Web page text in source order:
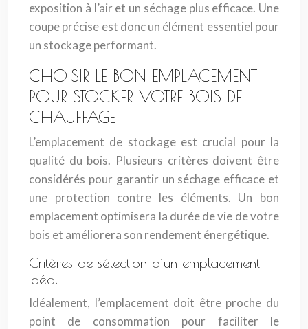
exposition à l’air et un séchage plus efficace. Une
coupe précise est donc un élément essentiel pour
un stockage performant.
CHOISIR LE BON EMPLACEMENT
POUR STOCKER VOTRE BOIS DE
CHAUFFAGE
L’emplacement de stockage est crucial pour la
qualité du bois. Plusieurs critères doivent être
considérés pour garantir un séchage efficace et
une protection contre les éléments. Un bon
emplacement optimisera la durée de vie de votre
bois et améliorera son rendement énergétique.
Critères de sélection d’un emplacement
idéal
Idéalement, l’emplacement doit être proche du
point de consommation pour faciliter le